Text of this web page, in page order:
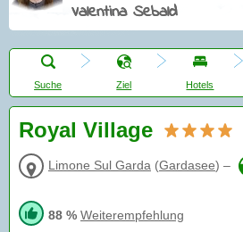
Valentina Sebald
Suche Ziel Hotels
Royal Village
Limone Sul Garda (Gardasee) –
88 % Weiterempfehlung